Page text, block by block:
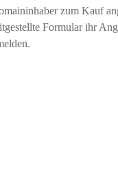
zum Kauf
Formular ihr